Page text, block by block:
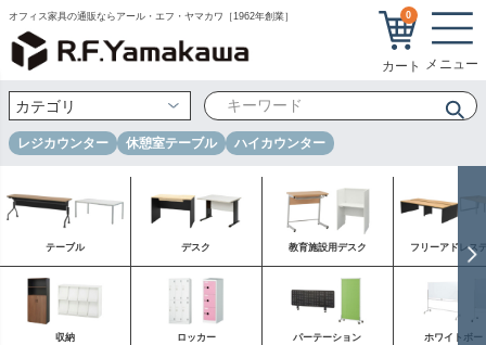
オフィス家具の通販ならアール・エフ・ヤマカワ［1962年創業］ 0
レジカウンター 休憩室テーブル ハイカウンター
テーブル デスク 教育施設用デスク フリーアドレス
収納 ロッカー パーテーション ホワイトボー